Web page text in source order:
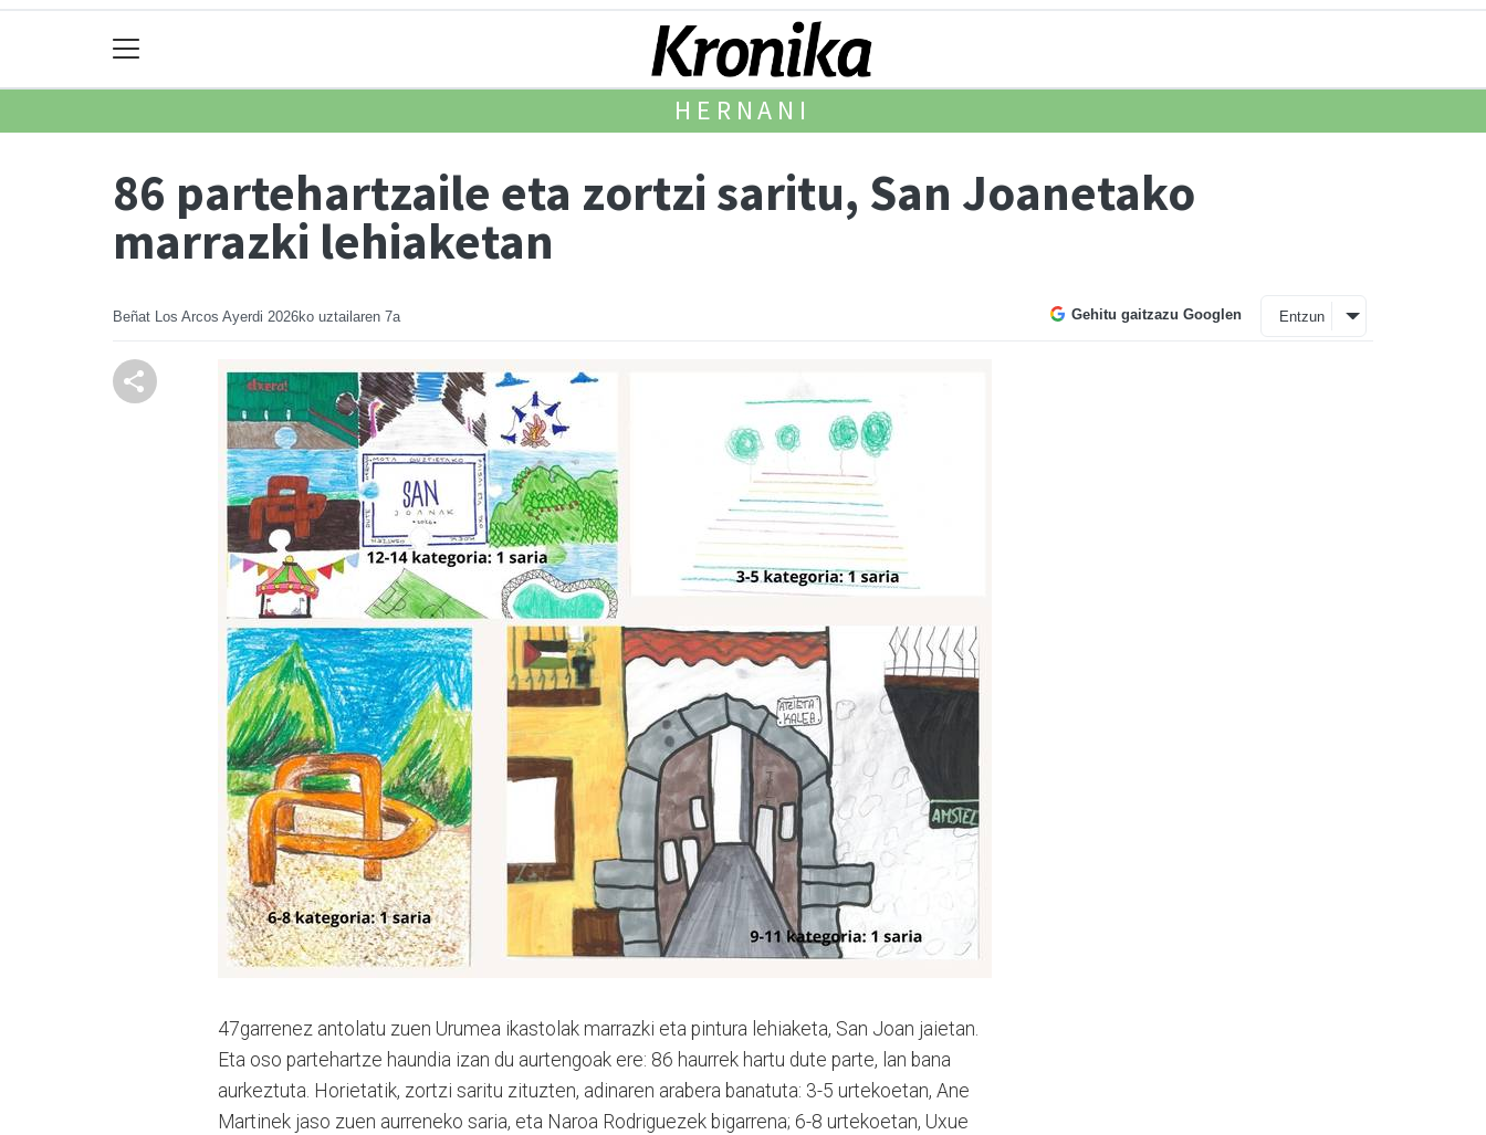
HERNANI
86 partehartzaile eta zortzi saritu, San Joanetako
marrazki lehiaketan
Beñat Los Arcos Ayerdi 2026ko uztailaren 7a Gehitu gaitzazu Googlen Entzun
47garrenez antolatu zuen Urumea ikastolak marrazki eta pintura lehiaketa, San Joan jaietan.
Eta oso partehartze haundia izan du aurtengoak ere: 86 haurrek hartu dute parte, lan bana
aurkeztuta. Horietatik, zortzi saritu zituzten, adinaren arabera banatuta: 3-5 urtekoetan, Ane
Martinek jaso zuen aurreneko saria, eta Naroa Rodriguezek bigarrena; 6-8 urtekoetan, Uxue